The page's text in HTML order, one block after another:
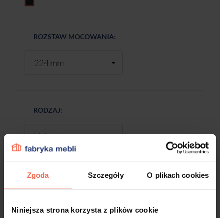
Zgoda Szczegóły O plikach cookies
Niniejsza strona korzysta z plików cookie
ROZSTAW MOCOWANIA:
RODZAJ: